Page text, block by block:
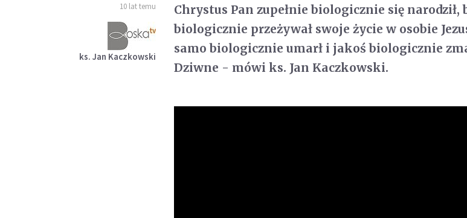
10 lat temu
ks. Jan Kaczkowski
Chrystus Pan zupełnie biologicznie się narodził,
biologicznie przeżywał swoje życie w osobie
samo biologicznie umarł i jakoś biologicznie
Dziwne - mówi ks. Jan Kaczkowski.